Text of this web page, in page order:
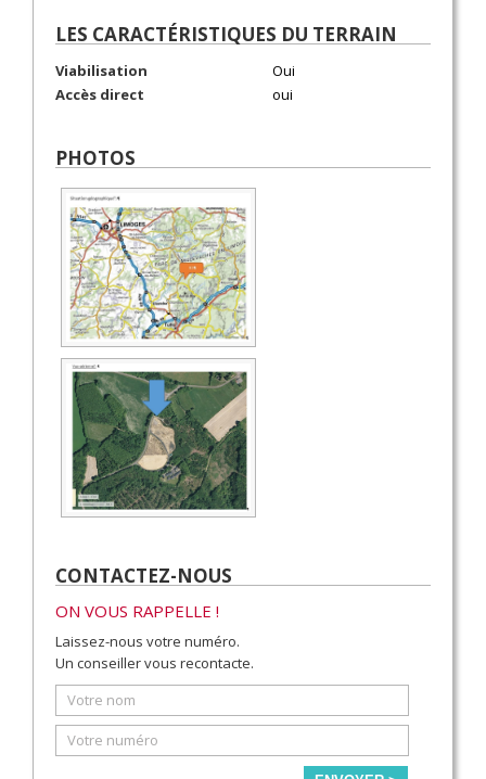
LES CARACTÉRISTIQUES DU TERRAIN
Viabilisation
Oui
Accès direct
oui
PHOTOS
CONTACTEZ-NOUS
ON VOUS RAPPELLE !
Laissez-nous votre numéro.
Un conseiller vous recontacte.